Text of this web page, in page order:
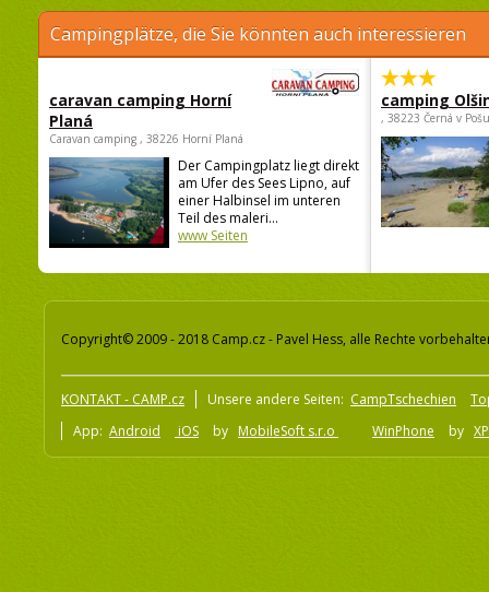
Campingplätze, die Sie könnten auch interessieren
caravan camping Horní
Planá
Caravan camping , 38226 Horní Planá
Der Campingplatz liegt direkt
am Ufer des Sees Lipno, auf
einer Halbinsel im unteren
Teil des maleri...
www Seiten
camping
, 38223 Černá v
Copyright© 2009 - 2018 Camp.cz - Pavel Hess, alle Rechte
KONTAKT - CAMP.cz Unsere andere Seiten: CampTschechien
App: Android iOS by MobileSoft s.r.o WinPhone by